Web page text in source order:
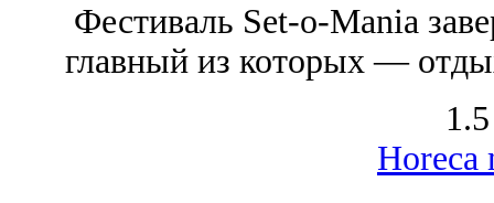
Фестиваль Set-o-Mania
главный из которых —
Horeca